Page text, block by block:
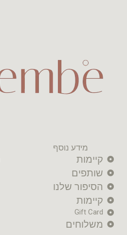
מידע נוסף
קיימות
שותפים
הסיפור שלנו
קיימות
Gift Card
משלוחים